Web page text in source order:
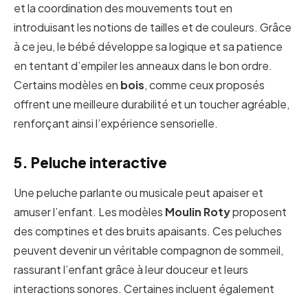
et la coordination des mouvements tout en
introduisant les notions de tailles et de couleurs. Grâce
à ce jeu, le bébé développe sa logique et sa patience
en tentant d’empiler les anneaux dans le bon ordre.
Certains modèles en bois, comme ceux proposés
offrent une meilleure durabilité et un toucher agréable,
renforçant ainsi l’expérience sensorielle.
5. Peluche interactive
Une peluche parlante ou musicale peut apaiser et
amuser l’enfant. Les modèles Moulin Rotyproposent
des comptines et des bruits apaisants. Ces peluches
peuvent devenir un véritable compagnon de sommeil,
rassurant l’enfant grâce à leur douceur et leurs
interactions sonores. Certaines incluent également